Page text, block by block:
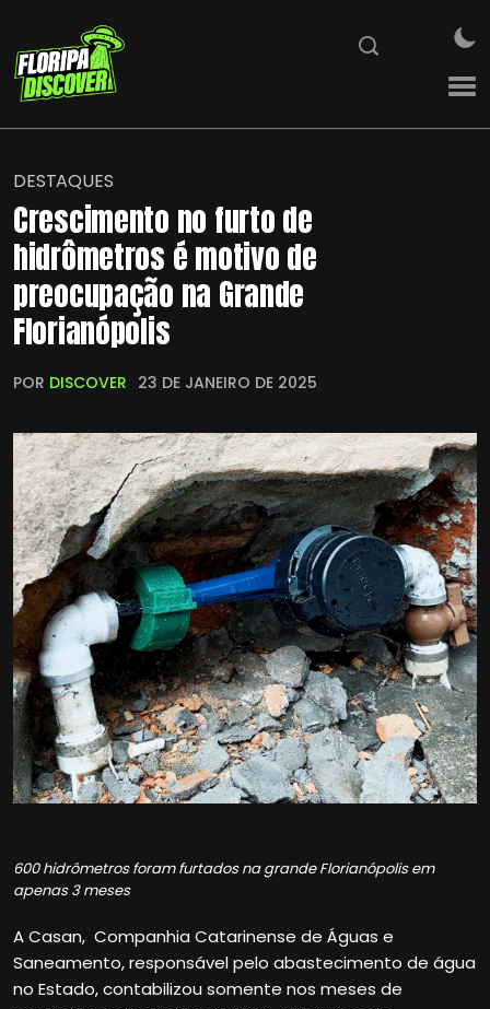
DESTAQUES
Crescimento no furto de
hidrômetros é motivo de
preocupação na Grande
Florianópolis
POR DISCOVER 23 DE JANEIRO DE 2025
600 hidrômetros foram furtados na grande Florianópolis em
apenas 3 meses
A Casan, Companhia Catarinense de Águas e
Saneamento, responsável pelo abastecimento de água
no Estado, contabilizou somente nos meses de